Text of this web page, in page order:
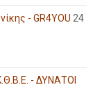
- GR4YOU 24
- ΔΥΝΑΤΟΙ